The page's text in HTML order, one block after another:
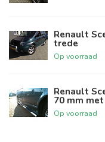
Renault
trede
Op voorraad
Renault
70 mm
Op voorraad